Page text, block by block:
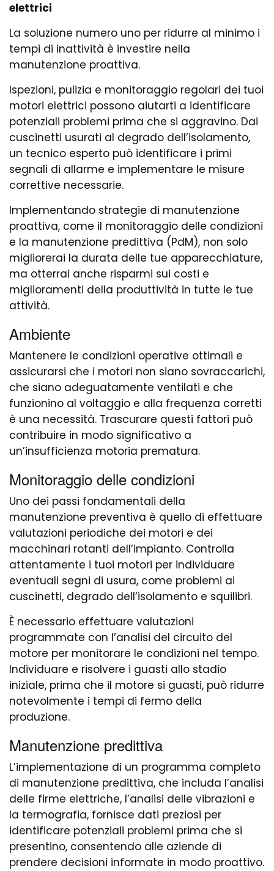
elettrici
La soluzione numero uno per ridurre al minimo i
tempi di inattività è investire nella
manutenzione proattiva.
Ispezioni, pulizia e monitoraggio regolari dei tuoi
motori elettrici possono aiutarti a identificare
potenziali problemi prima che si aggravino. Dai
cuscinetti usurati al degrado dell’isolamento,
un tecnico esperto può identificare i primi
segnali di allarme e implementare le misure
correttive necessarie.
Implementando strategie di manutenzione
proattiva, come il monitoraggio delle condizioni
e la manutenzione predittiva (PdM), non solo
migliorerai la durata delle tue apparecchiature,
ma otterrai anche risparmi sui costi e
miglioramenti della produttività in tutte le tue
attività.
Ambiente
Mantenere le condizioni operative ottimali e
assicurarsi che i motori non siano sovraccarichi,
che siano adeguatamente ventilati e che
funzionino al voltaggio e alla frequenza corretti
è una necessità. Trascurare questi fattori può
contribuire in modo significativo a
un’insufficienza motoria prematura.
Monitoraggio delle condizioni
Uno dei passi fondamentali della
manutenzione preventiva è quello di effettuare
valutazioni periodiche dei motori e dei
macchinari rotanti dell’impianto. Controlla
attentamente i tuoi motori per individuare
eventuali segni di usura, come problemi ai
cuscinetti, degrado dell’isolamento e squilibri.
È necessario effettuare valutazioni
programmate con l’analisi del circuito del
motore per monitorare le condizioni nel tempo.
Individuare e risolvere i guasti allo stadio
iniziale, prima che il motore si guasti, può ridurre
notevolmente i tempi di fermo della
produzione.
Manutenzione predittiva
L’implementazione di un programma completo
di manutenzione predittiva, che includa l’analisi
delle firme elettriche, l’analisi delle vibrazioni e
la termografia, fornisce dati preziosi per
identificare potenziali problemi prima che si
presentino, consentendo alle aziende di
prendere decisioni informate in modo proattivo.